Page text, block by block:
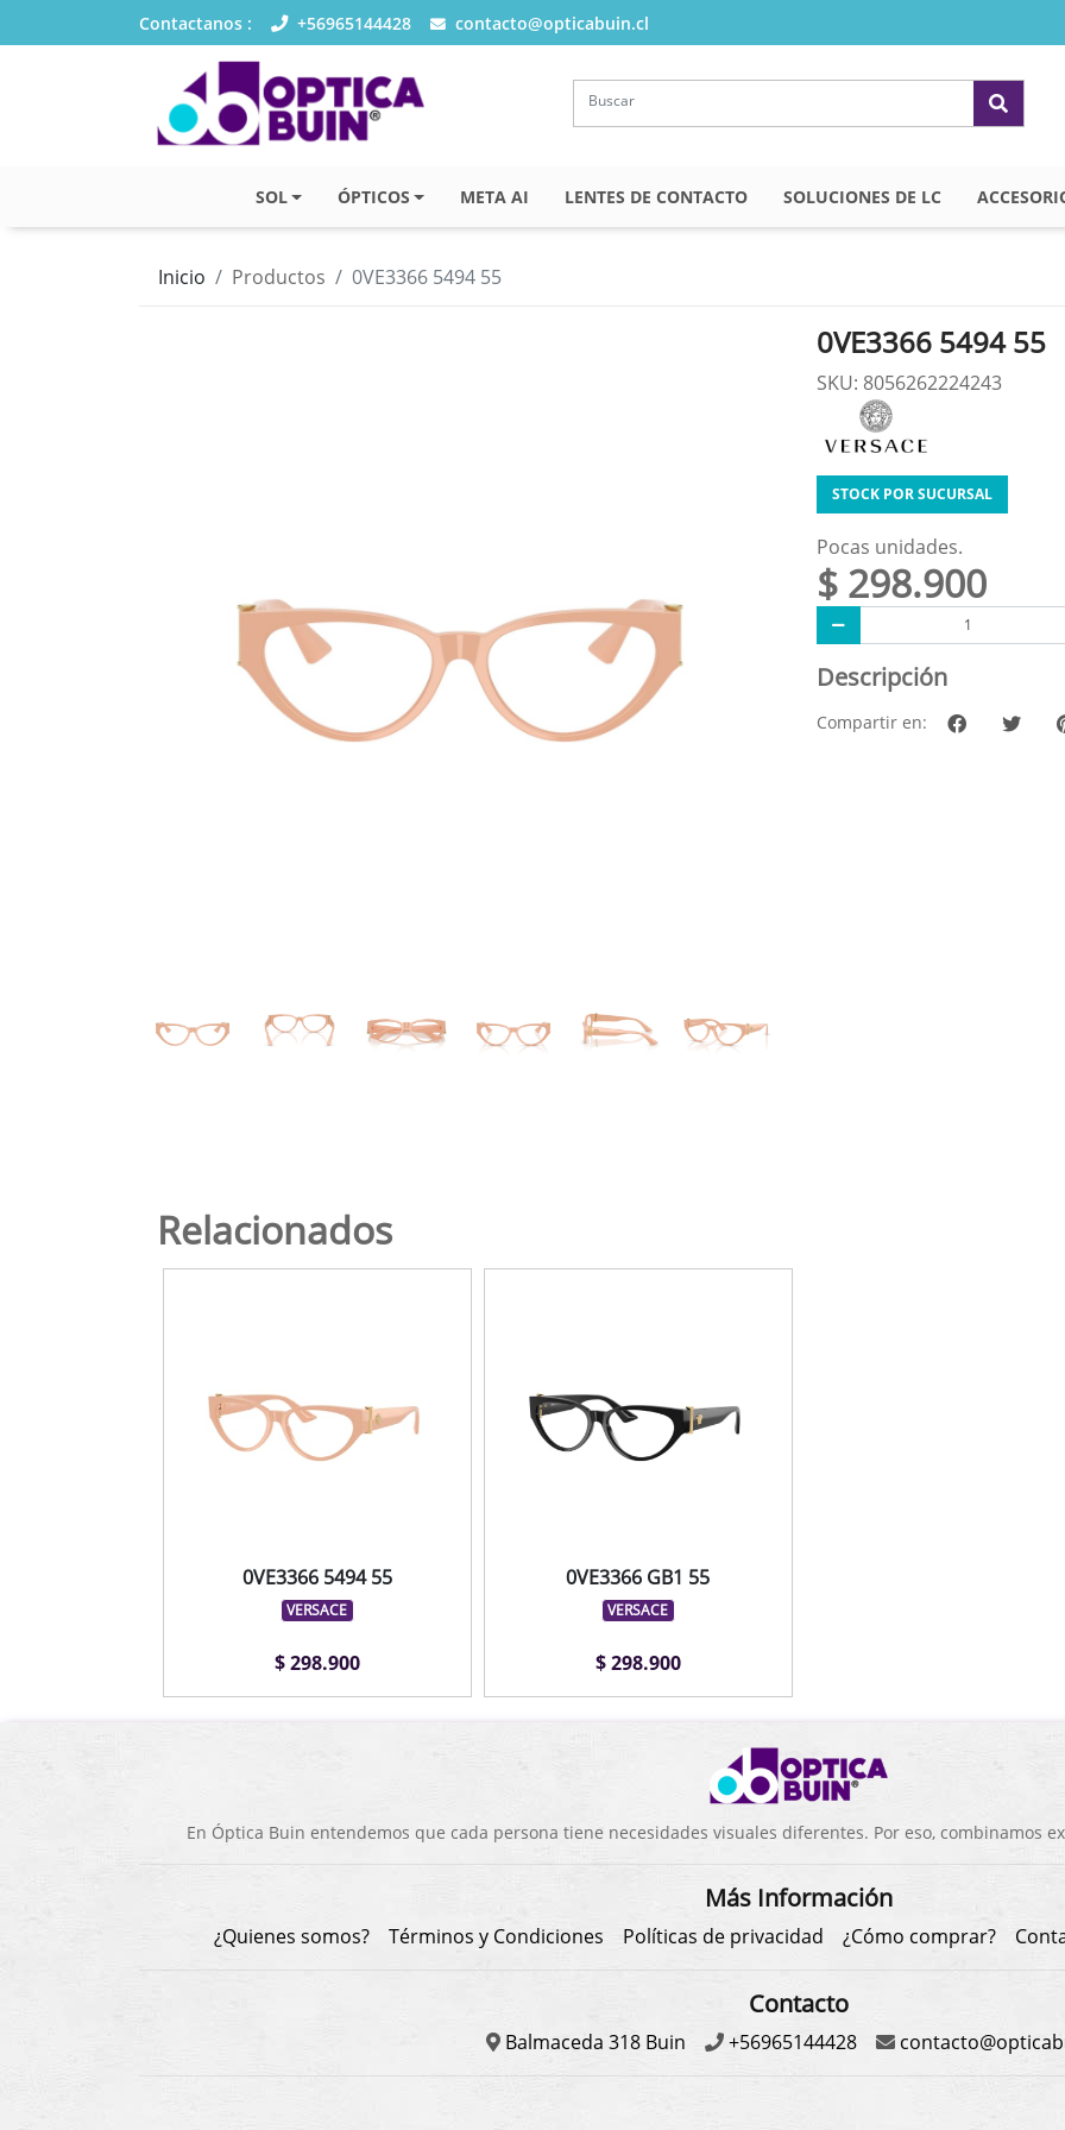
Contactanos : +56965144428 contacto@opticabuin.cl
SOL ÓPTICOS META AI LENTES DE CONTACTO SOLUCIONES DE LC
Inicio Productos 0VE3366 5494 55
0VE3366 5494 55
SKU: 8056262224243
STOCK POR SUCURSAL
Pocas unidades.
$ 298.900
Descripción
Compartir en:
Relacionados
0VE3366 5494 55
VERSACE
$ 298.900
0VE3366 GB1 55
VERSACE
$ 298.900
En Óptica Buin entendemos que cada persona tiene necesidades visuales diferentes. Por eso, combinamos
Más Información
¿Quienes somos? Términos y Condiciones Políticas de privacidad ¿Cómo comprar?
Contacto
Balmaceda 318 Buin +56965144428